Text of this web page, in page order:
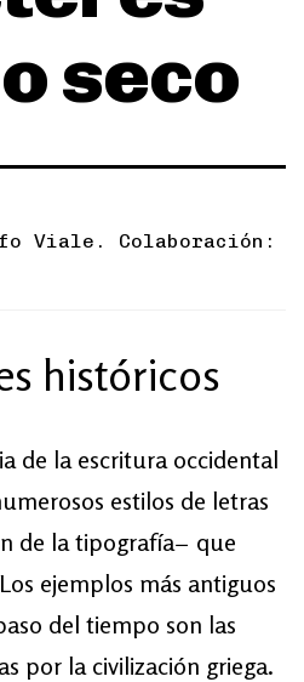
seco
Viale. Colaboración:
históricos
de la escritura occidental
estilos de letras
de la tipografía− que
ejemplos más antiguos
del tiempo son las
por la civilización griega.